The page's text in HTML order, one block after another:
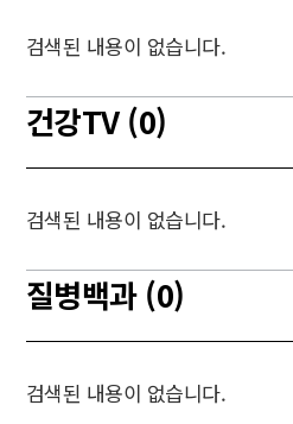
검색된 내용이 없습니다.
건강TV (0)
검색된 내용이 없습니다.
질병백과 (0)
검색된 내용이 없습니다.